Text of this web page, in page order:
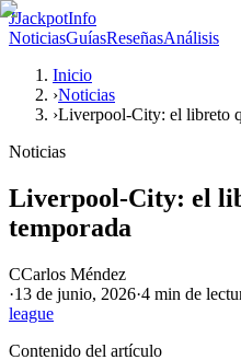
JJackpotInfo
NoticiasGuíasReseñasAnálisis
Inicio
›Noticias
›Liverpool-City: el libreto
Noticias
Liverpool-City: el
temporada
CCarlos Méndez
·13 de junio, 2026·4 min de
league
Contenido del artículo